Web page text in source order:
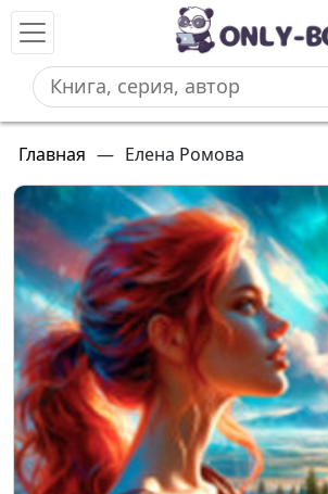
Главная — Елена Ромова